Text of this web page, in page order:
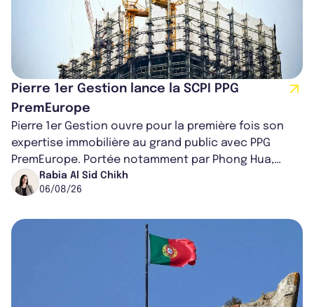
Pierre 1er Gestion lance la SCPI PPG
PremEurope
Pierre 1er Gestion ouvre pour la première fois son
expertise immobilière au grand public avec PPG
PremEurope. Portée notamment par Phong Hua,
ancien directeur des investissements d...
Rabia Al Sid Chikh
06/08/26